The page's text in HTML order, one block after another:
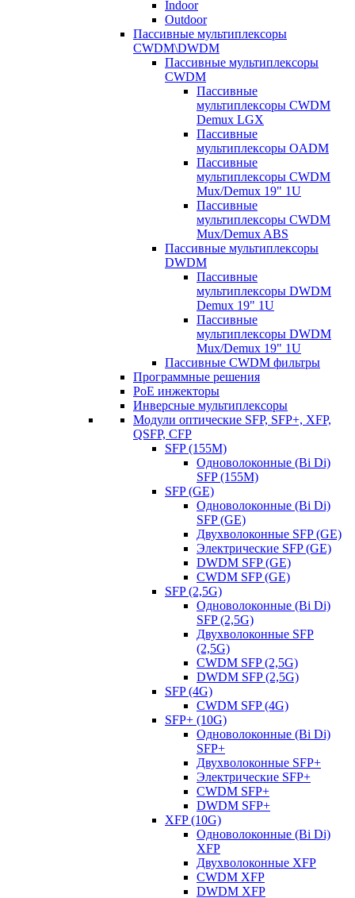
Indoor
Outdoor
Пассивные мультиплексоры
CWDM\DWDM
Пассивные мультиплексоры
CWDM
Пассивные
мультиплексоры CWDM
Demux LGX
Пассивные
мультиплексоры OADM
Пассивные
мультиплексоры CWDM
Mux/Demux 19" 1U
Пассивные
мультиплексоры CWDM
Mux/Demux ABS
Пассивные мультиплексоры
DWDM
Пассивные
мультиплексоры DWDM
Demux 19" 1U
Пассивные
мультиплексоры DWDM
Mux/Demux 19" 1U
Пассивные CWDM фильтры
Программные решения
PoE инжекторы
Инверсные мультиплексоры
Модули оптические SFP, SFP+, XFP,
QSFP, CFP
SFP (155M)
Одноволоконные (Bi Di)
SFP (155M)
SFP (GE)
Одноволоконные (Bi Di)
SFP (GE)
Двухволоконные SFP (GE)
Электрические SFP (GE)
DWDM SFP (GE)
CWDM SFP (GE)
SFP (2,5G)
Одноволоконные (Bi Di)
SFP (2,5G)
Двухволоконные SFP
(2,5G)
CWDM SFP (2,5G)
DWDM SFP (2,5G)
SFP (4G)
CWDM SFP (4G)
SFP+ (10G)
Одноволоконные (Bi Di)
SFP+
Двухволоконные SFP+
Электрические SFP+
CWDM SFP+
DWDM SFP+
XFP (10G)
Одноволоконные (Bi Di)
XFP
Двухволоконные XFP
CWDM XFP
DWDM XFP